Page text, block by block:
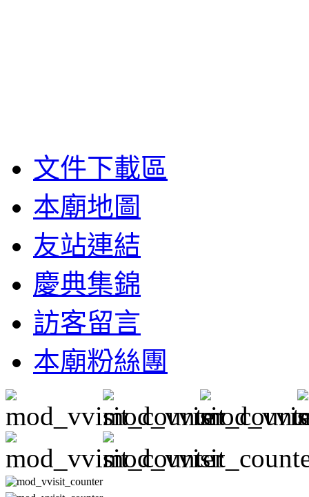
文件下載區
本廟地圖
友站連結
慶典集錦
訪客留言
本廟粉絲團